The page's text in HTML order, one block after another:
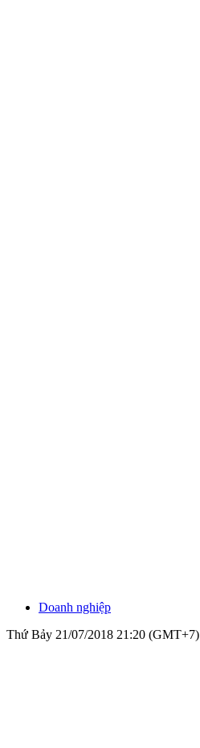
Doanh nghiệp
Thứ Bảy 21/07/2018 21:20 (GMT+7)